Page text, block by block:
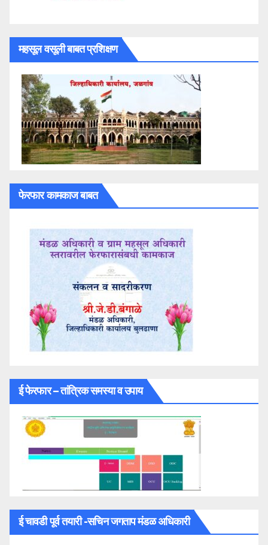
महसूल वसूली बाबत प्रशिक्षण
फेरफार कामकाज बाबत
ई फेरफार – तांत्रिक समस्या व उपाय
ई चावडी पूर्व तयारी -सचिन जगताप मंडळ अधिकारी